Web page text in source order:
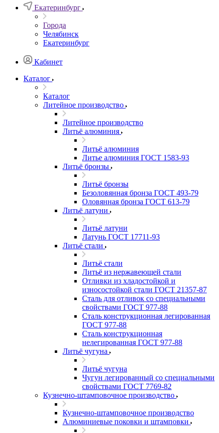
Екатеринбург
Города
Челябинск
Екатеринбург
Кабинет
Каталог
Каталог
Литейное производство
Литейное производство
Литьё алюминия
Литьё алюминия
Литье алюминия ГОСТ 1583-93
Литьё бронзы
Литьё бронзы
Безоловянная бронза ГОСТ 493-79
Оловянная бронза ГОСТ 613-79
Литьё латуни
Литьё латуни
Латунь ГОСТ 17711-93
Литьё стали
Литьё стали
Литьё из нержавеющей стали
Отливки из хладостойкой и
износостойкой стали ГОСТ 21357-87
Сталь для отливок со специальными
свойствами ГОСТ 977-88
Сталь конструкционная легированная
ГОСТ 977-88
Сталь конструкционная
нелегированная ГОСТ 977-88
Литьё чугуна
Литьё чугуна
Чугун легированный со специальными
свойствами ГОСТ 7769-82
Кузнечно-штамповочное производство
Кузнечно-штамповочное производство
Алюминиевые поковки и штамповки